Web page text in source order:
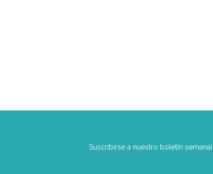
Suscribirse a nuestro boletín semanal